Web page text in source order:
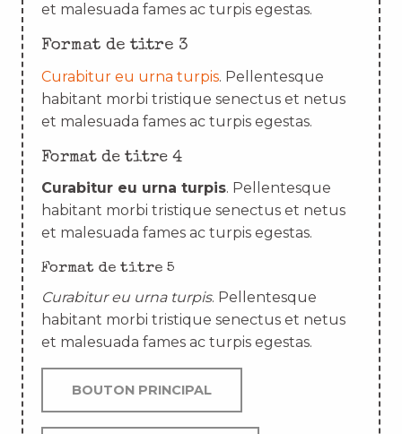
et malesuada fames ac turpis egestas.
Format de titre 3
Curabitur eu urna turpis. Pellentesque
habitant morbi tristique senectus et netus
et malesuada fames ac turpis egestas.
Format de titre 4
Curabitur eu urna turpis. Pellentesque
habitant morbi tristique senectus et netus
et malesuada fames ac turpis egestas.
Format de titre 5
Curabitur eu urna turpis. Pellentesque
habitant morbi tristique senectus et netus
et malesuada fames ac turpis egestas.
BOUTON PRINCIPAL